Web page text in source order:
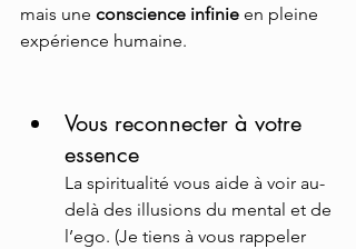
mais une conscience infinie en pleine
expérience humaine.
Vous reconnecter à votre
essence
La spiritualité vous aide à voir au-
delà des illusions du mental et de
l’ego. (Je tiens à vous rappeler